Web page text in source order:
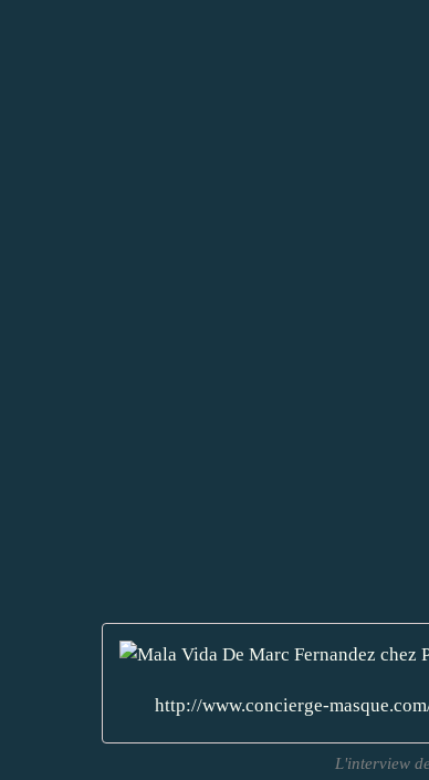
http://www.concierge-
L'interview